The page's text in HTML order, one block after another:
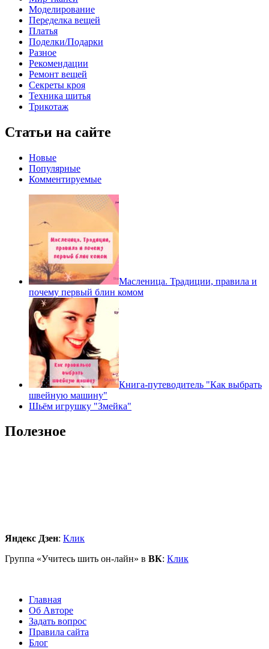
Моделирование
Переделка вещей
Платья
Поделки/Подарки
Разное
Рекомендации
Ремонт вещей
Секреты кроя
Техника шитья
Трикотаж
Статьи на сайте
Новые
Популярные
Комментируемые
Масленица. Традиции, правила и
почему первый блин комом
Книга-путеводитель "Как выбрать
швейную машину"
Шьём игрушку "Змейка"
Полезное
Яндекс Дзен: Клик
Группа «Учитесь шить он-лайн» в ВК: Клик
Главная
Об Авторе
Задать вопрос
Правила сайта
Блог